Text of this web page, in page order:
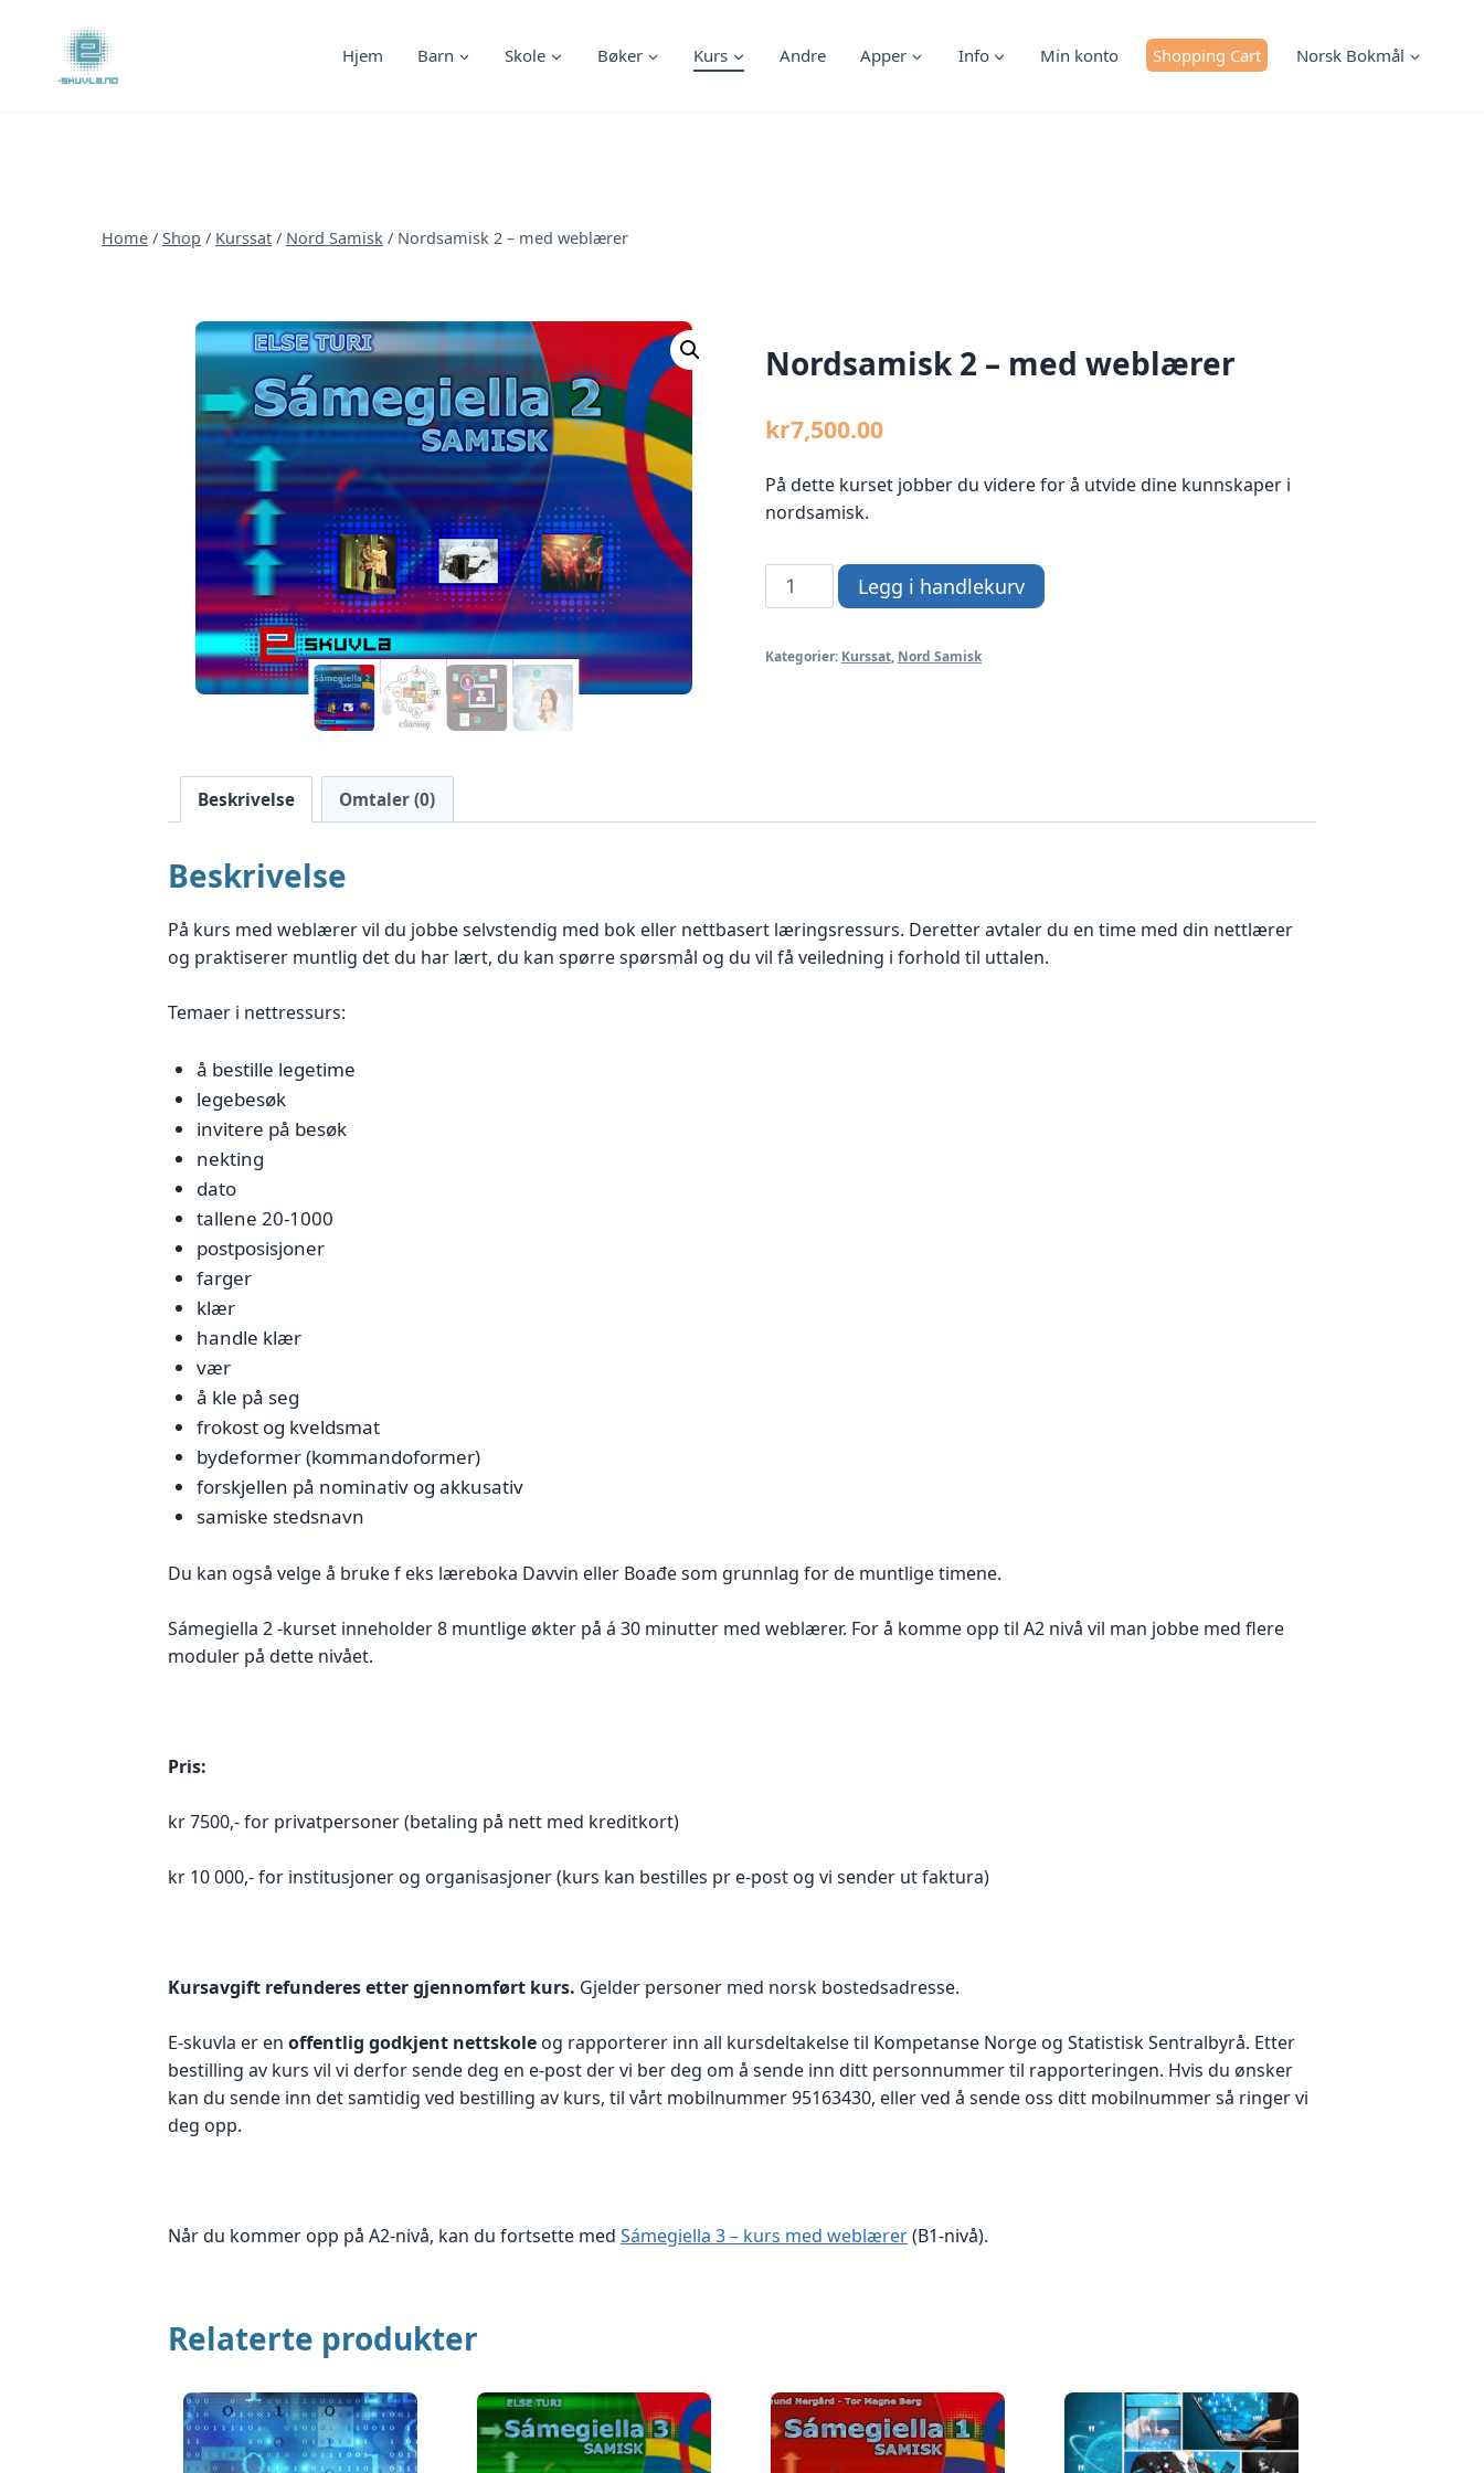
content
Hjem Barn Skole Bøker Kurs Andre Apper Info Min konto Shopping Cart Norsk Bokmål
Home / Shop / Kurssat / Nord Samisk / Nordsamisk 2 – med weblærer
Nordsamisk 2 – med weblærer
kr7,500.00
På dette kurset jobber du videre for å utvide dine kunnskaper i
nordsamisk.
Nordsamisk
2
med
Legg i handlekurv
Kategorier: Kurssat, Nord Samisk
Beskrivelse Omtaler (0)
Beskrivelse
På kurs med weblærer vil du jobbe selvstendig med bok eller nettbasert læringsressurs. Deretter avtaler du en time med din nettlærer
og praktiserer muntlig det du har lært, du kan spørre spørsmål og du vil få veiledning i forhold til uttalen.
Temaer i nettressurs:
å bestille legetime
legebesøk
invitere på besøk
nekting
dato
tallene 20-1000
postposisjoner
farger
klær
handle klær
vær
å kle på seg
frokost og kveldsmat
bydeformer (kommandoformer)
forskjellen på nominativ og akkusativ
samiske stedsnavn
Du kan også velge å bruke f eks læreboka Davvin eller Boađe som grunnlag for de muntlige timene.
Sámegiella 2 -kurset inneholder 8 muntlige økter på á 30 minutter med weblærer. For å komme opp til A2 nivå vil man jobbe med flere
moduler på dette nivået.
Pris:
kr 7500,- for privatpersoner (betaling på nett med kreditkort)
kr 10 000,- for institusjoner og organisasjoner (kurs kan bestilles pr e-post og vi sender ut faktura)
Kursavgift refunderes etter gjennomført kurs. Gjelder personer med norsk bostedsadresse.
E-skuvla er en offentlig godkjent nettskole og rapporterer inn all kursdeltakelse til Kompetanse Norge og Statistisk Sentralbyrå. Etter
bestilling av kurs vil vi derfor sende deg en e-post der vi ber deg om å sende inn ditt personnummer til rapporteringen. Hvis du ønsker
kan du sende inn det samtidig ved bestilling av kurs, til vårt mobilnummer 95163430, eller ved å sende oss ditt mobilnummer så ringer vi
deg opp.
Når du kommer opp på A2-nivå, kan du fortsette med Sámegiella 3 – kurs med weblærer(B1-nivå).
Relaterte produkter